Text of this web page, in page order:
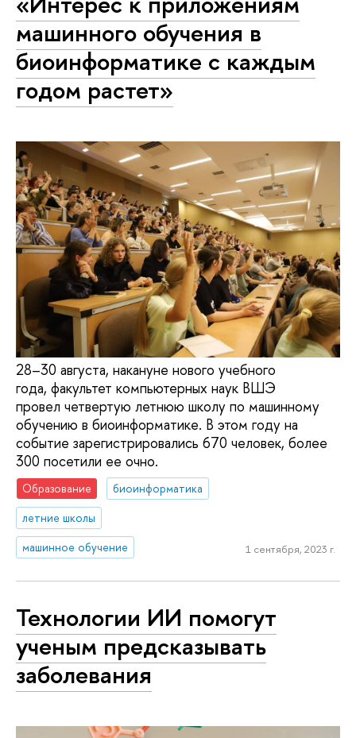
машинного обучения в
биоинформатике с каждым
годом растет»
28–30 августа, накануне нового учебного
года, факультет компьютерных наук ВШЭ
провел четвертую летнюю школу по машинному
обучению в биоинформатике. В этом году на
событие зарегистрировались 670 человек, более
300 посетили ее очно.
Образование
биоинформатика
летние школы
машинное обучение
1 сентября, 2023 г.
Технологии ИИ помогут
ученым предсказывать
заболевания